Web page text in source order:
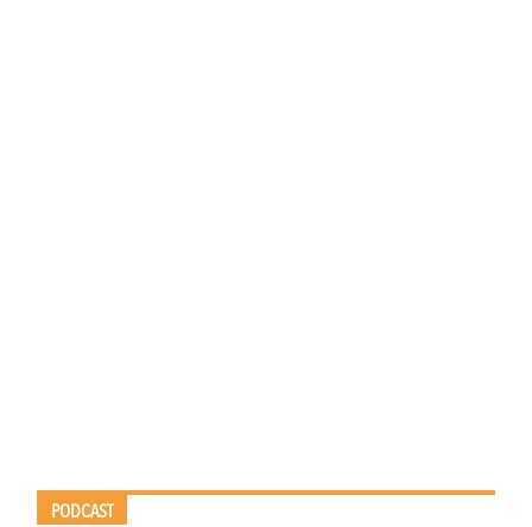
PODCAST